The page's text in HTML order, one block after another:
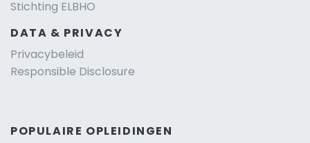
Stichting ELBHO
DATA & PRIVACY
Privacybeleid
Responsible Disclosure
POPULAIRE OPLEIDINGEN